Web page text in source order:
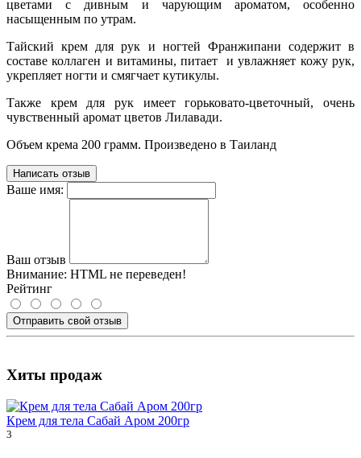
цветами с дивным и чарующим ароматом, особенно
насыщенным по утрам.
Тайский крем для рук и ногтей Франжипани содержит в
составе коллаген и витамины, питает и увлажняет кожу рук,
укрепляет ногти и смягчает кутикулы.
Также крем для рук имеет горьковато-цветочный, очень
чувственный аромат цветов Лилавади.
Объем крема 200 грамм. Произведено в Таиланд
Написать отзыв
Ваше имя:
Ваш отзыв
Внимание: HTML не переведен!
Рейтинг
Отправить свой отзыв
Хиты продаж
Крем для тела Сабай Аром 200гр
3